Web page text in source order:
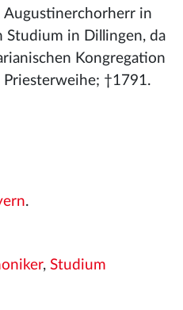
Augustinerchorherr in
Studium in Dillingen, da
Kongregation
†1791.
.
, Studium